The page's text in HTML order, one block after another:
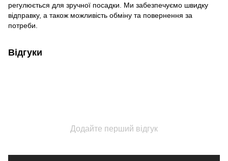
регулюється для зручної посадки. Ми забезпечуємо швидку
відправку, а також можливість обміну та повернення за
потреби.
Відгуки
Додайте перший відгук